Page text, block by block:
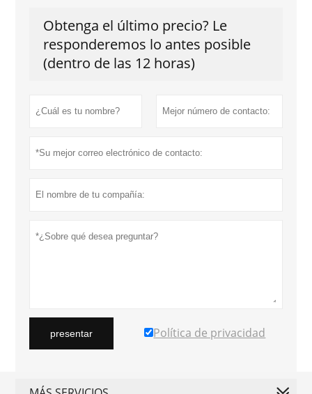
Obtenga el último precio? Le
responderemos lo antes posible
(dentro de las 12 horas)
presentar Política de privacidad